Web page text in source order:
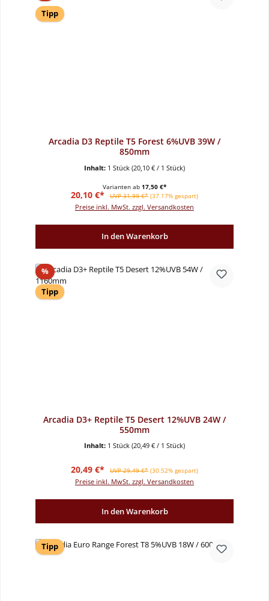
Tipp
Arcadia D3 Reptile T5 Forest 6%UVB 39W /
850mm
Inhalt: 1 Stück (20,10 € / 1 Stück)
Varianten ab 17,50 €*
Verkaufspreis:
20,10 €* Regulärer Preis:
UVP 31,99 €* (37.17% gespart)
Preise inkl. MwSt. zzgl. Versandkosten
In den Warenkorb
%Rabatt
Tipp
Arcadia D3+ Reptile T5 Desert 12%UVB 24W /
550mm
Inhalt: 1 Stück (20,49 € / 1 Stück)
Verkaufspreis:
20,49 €* Regulärer Preis:
UVP 29,49 €* (30.52% gespart)
Preise inkl. MwSt. zzgl. Versandkosten
In den Warenkorb
Tipp